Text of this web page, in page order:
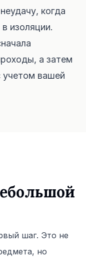
или стола.
когда
изоляции.
а затем
учетом вашей
шаг. Это не
но